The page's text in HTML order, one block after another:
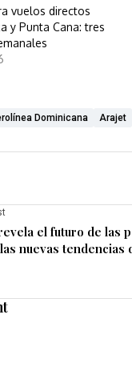
vuelos directos
y Punta Cana: tres
Dominicana Arajet
el futuro de las
nuevas tendencias